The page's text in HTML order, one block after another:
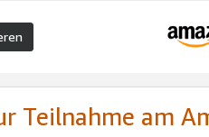
Teilnahme am